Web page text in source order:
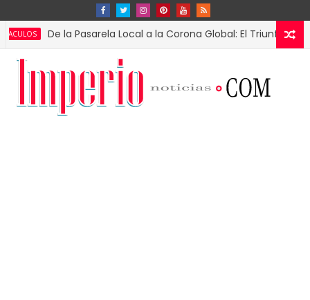
De la Pasarela Local a la Corona Global: El Triunfo de Fátima